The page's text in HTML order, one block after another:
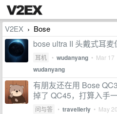
V2EX › Bose
bose ultra II 头戴式耳麦
耳机 • wudanyang • Mar 17
wudanyang
有朋友还在用 Bose
掉了 QC45，打算入手
问与答 • travellerly • May